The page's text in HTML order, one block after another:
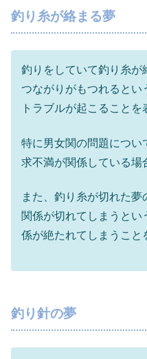
釣り糸が絡まる夢
釣りをしていて釣り糸が
つながりがもつれるとい
トラブルが起こることを
特に男女関の問題につい
求不満が関係している場
また、釣り糸が切れた
関係が切れてしまうとい
係が絶たれてしまうこと
釣り針の夢